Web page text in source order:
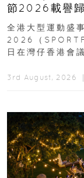
節2026載譽
動、街舞比賽
全港大型運動盛
2026（
日在灣仔香港會
3rd August, 2026